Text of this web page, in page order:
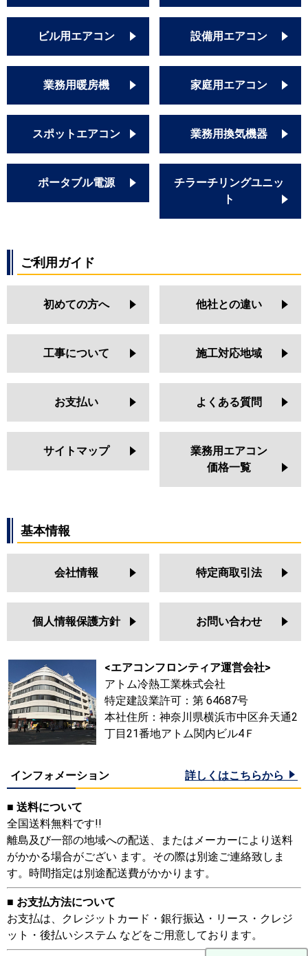
ビル用エアコン 設備用エアコン
業務用暖房機 家庭用エアコン
スポットエアコン 業務用換気機器
ポータブル電源
チラーチリングユニッ
ト
ご利用ガイド
初めての方へ 他社との違い
工事について 施工対応地域
お支払い よくある質問
サイトマップ
業務用エアコン
価格一覧
基本情報
会社情報 特定商取引法
個人情報保護方針 お問い合わせ
<エアコンフロンティア運営会社>
アトム冷熱工業株式会社
特定建設業許可：第 64687号
本社住所：神奈川県横浜市中区弁天通2
丁目21番地アトム関内ビル4Ｆ
インフォメーション 詳しくはこちらから
■ 送料について
全国送料無料です!!
離島及び一部の地域への配送、またはメーカーにより送料
がかかる場合がござい ます。その際は別途ご連絡致しま
す。時間指定は別途配送費がかかります。
■ お支払方法について
お支払は、クレジットカード・銀行振込・リース・クレジ
ット・後払いシステム などをご用意しております。